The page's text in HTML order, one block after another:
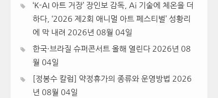
‘K-AI 아트 거장’ 장인보 감독, Ai 기술에 체온을 더
하다, ‘2026 제2회 애니멀 아트 페스티벌’ 성황리
에 막 내려 2026년 08월 04일
한국·브라질 슈퍼콘서트 올해 열린다 2026년 08
월 04일
[정봉수 칼럼] 약정휴가의 종류와 운영방법 2026
년 08월 04일